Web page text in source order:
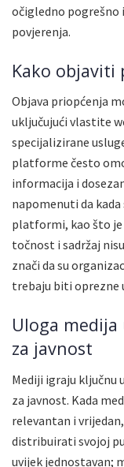
očigledno
povjerenja.
Kako objaviti
Objava priopćenja
uključujući vlastite
specijalizirane
platforme često
informacija i
napomenuti da
platformi, kao što
točnost i sadržaj
znači da su
trebaju biti oprezne
Uloga
za javnost
Mediji igraju ključnu
za javnost. Kada
relevantan i
distribuirati svojoj
uvijek jednostavan;